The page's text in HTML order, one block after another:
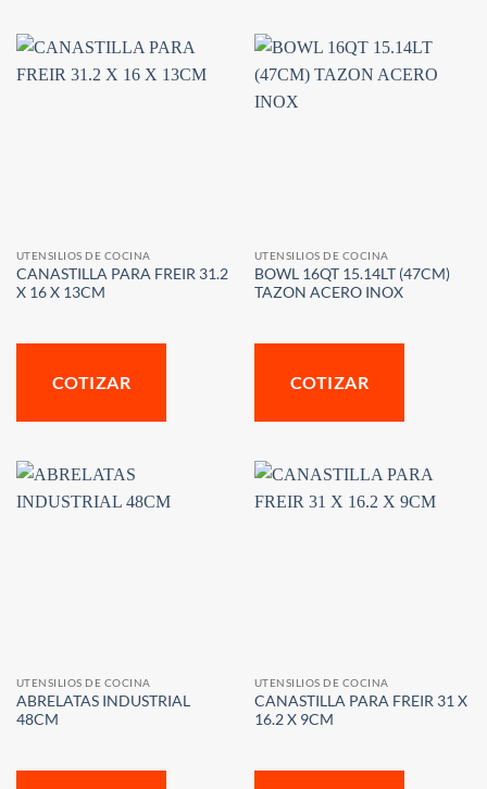
UTENSILIOS DE COCINA
CANASTILLA PARA FREIR 31.2
X 16 X 13CM
COTIZAR
UTENSILIOS DE COCINA
BOWL 16QT 15.14LT (47CM)
TAZON ACERO INOX
COTIZAR
UTENSILIOS DE COCINA
ABRELATAS INDUSTRIAL
48CM
UTENSILIOS DE COCINA
CANASTILLA PARA FREIR 31 X
16.2 X 9CM